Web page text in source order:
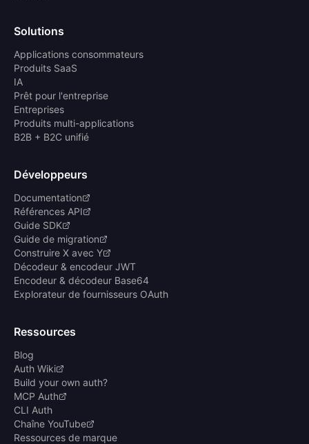
Solutions
Applications consommateurs
Produits SaaS
IA
Prêt pour l'entreprise
Entreprises
Produits multi-applications
B2B + B2C unifié
Développeurs
Documentation
Références API
Guide SDK
Guide de migration
Construire X avec Y
Décodeur & encodeur JWT
Encodeur & décodeur Base64
Explorateur de fournisseurs OAuth
Ressources
Blog
Auth Wiki
Build your own auth?
MCP Auth
CLI Auth
Chaîne YouTube
Ressources de marque